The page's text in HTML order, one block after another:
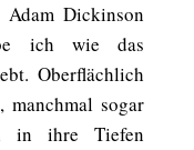
Dickinson
ich wie das
Oberflächlich
manchmal sogar
in ihre Tiefen